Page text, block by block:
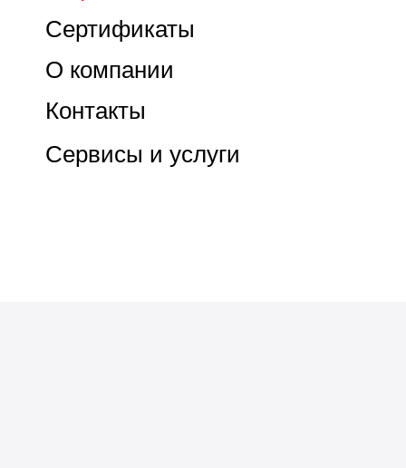
Контакты
О компании
Сертификаты
Сервисы и услуги